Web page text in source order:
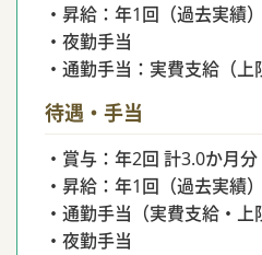
・昇給：年1回（過去実績）
・夜勤手当
・通勤手当：実費支給（上
待遇・手当
・賞与：年2回 計3.0か月分
・昇給：年1回（過去実績）
・通勤手当（実費支給・上
・夜勤手当